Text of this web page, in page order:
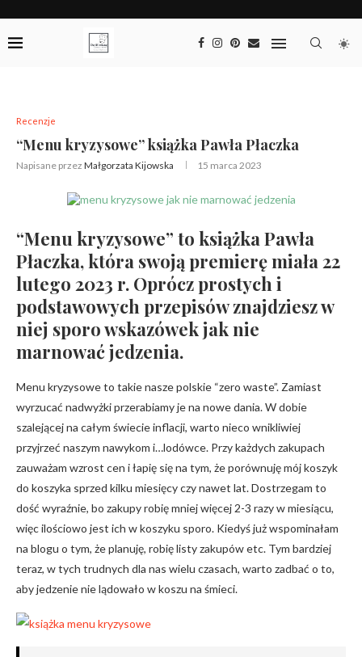
Recenzje
“Menu kryzysowe” książka Pawła Płaczka
Napisane przez Małgorzata Kijowska 15 marca 2023
“Menu kryzysowe” to książka Pawła
Płaczka, która swoją premierę miała 22
lutego 2023 r. Oprócz prostych i
podstawowych przepisów znajdziesz w
niej sporo wskazówek jak nie
marnować jedzenia.
Menu kryzysowe to takie nasze polskie “zero waste”. Zamiast
wyrzucać nadwyżki przerabiamy je na nowe dania. W dobie
szalejącej na całym świecie inflacji, warto nieco wnikliwiej
przyjrzeć naszym nawykom i…lodówce. Przy każdych zakupach
zauważam wzrost cen i łapię się na tym, że porównuję mój koszyk
do koszyka sprzed kilku miesięcy czy nawet lat. Dostrzegam to
dość wyraźnie, bo zakupy robię mniej więcej 2-3 razy w miesiącu,
więc ilościowo jest ich w koszyku sporo. Kiedyś już wspominałam
na blogu o tym, że planuję, robię listy zakupów etc. Tym bardziej
teraz, w tych trudnych dla nas wielu czasach, warto zadbać o to,
aby jedzenie nie lądowało w koszu na śmieci.